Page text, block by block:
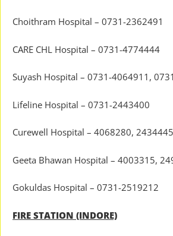
Choithram Hospital – 0731-2362491
CARE CHL Hospital – 0731-4774444
Suyash Hospital – 0731-4064911,
Lifeline Hospital – 0731-2443400
Curewell Hospital – 4068280, 2434445
Geeta Bhawan Hospital – 4003315,
Gokuldas Hospital – 0731-2519212
FIRE STATION (INDORE)